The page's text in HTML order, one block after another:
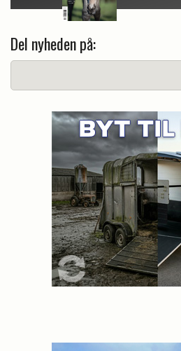
Del nyheden på: